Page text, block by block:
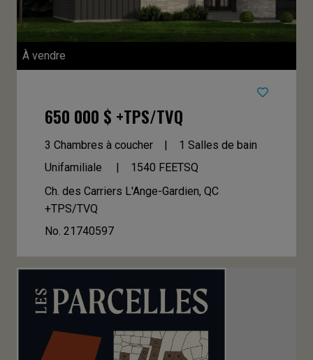
À vendre
650 000 $ +TPS/TVQ
3 Chambres à coucher
1 Salles de bain
Unifamiliale
1540 FEETSQ
Ch. des Carriers L'Ange-Gardien, QC
+TPS/TVQ
No. 21740597